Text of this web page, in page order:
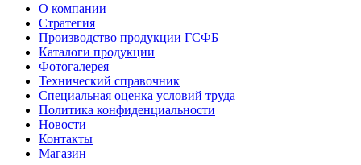
О компании
Стратегия
Производство продукции ГСФБ
Каталоги продукции
Фотогалерея
Технический справочник
Специальная оценка условий труда
Политика конфиденциальности
Новости
Контакты
Магазин